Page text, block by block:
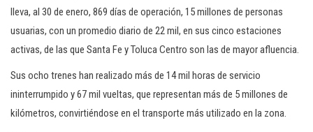
lleva, al 30 de enero, 869 días de operación, 15 millones de personas
usuarias, con un promedio diario de 22 mil, en sus cinco estaciones
activas, de las que Santa Fe y Toluca Centro son las de mayor afluencia.
Sus ocho trenes han realizado más de 14 mil horas de servicio
ininterrumpido y 67 mil vueltas, que representan más de 5 millones de
kilómetros, convirtiéndose en el transporte más utilizado en la zona.